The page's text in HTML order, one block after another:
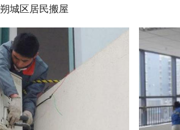
朔城区居民搬屋